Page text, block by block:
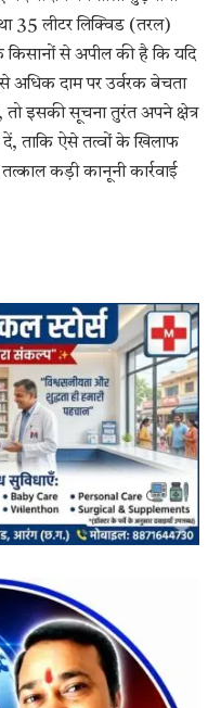
35 लीटर लिक्विड (तरल)
किसानों से अपील की है कि यदि
से अधिक दाम पर उर्वरक बेचता
तो इसकी सूचना तुरंत अपने क्षेत्र
दें, ताकि ऐसे तत्वों के खिलाफ
कड़ी कानूनी कार्रवाई